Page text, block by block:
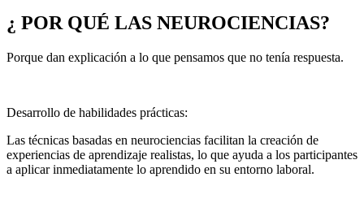
¿ POR QUÉ LAS NEUROCIENCIAS?
Porque dan explicación a lo que pensamos que no tenía respuesta.
Desarrollo de habilidades prácticas:
Las técnicas basadas en neurociencias facilitan la creación de
experiencias de aprendizaje realistas, lo que ayuda a los participantes
a aplicar inmediatamente lo aprendido en su entorno laboral.